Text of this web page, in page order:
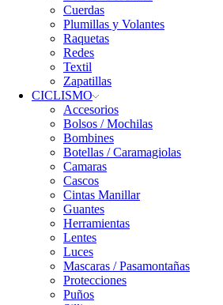
Cuerdas
Plumillas y Volantes
Raquetas
Redes
Textil
Zapatillas
CICLISMO
Accesorios
Bolsos / Mochilas
Bombines
Botellas / Caramagiolas
Camaras
Cascos
Cintas Manillar
Guantes
Herramientas
Lentes
Luces
Mascaras / Pasamontañas
Protecciones
Puños